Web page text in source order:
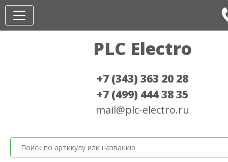
PLC Electro
+7 (343) 363 20 28
+7 (499) 444 38 35
mail@plc-electro.ru